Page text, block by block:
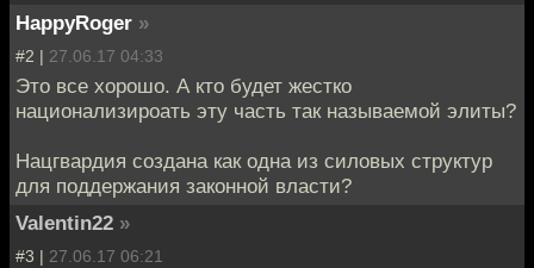
HappyRoger »
#2 | 27.06.17 04:33
Это все хорошо. А кто будет жестко
национализироать эту часть так называемой элиты?
Нацгвардия создана как одна из силовых структур
для поддержания законной власти?
Valentin22 »
#3 | 27.06.17 06:21